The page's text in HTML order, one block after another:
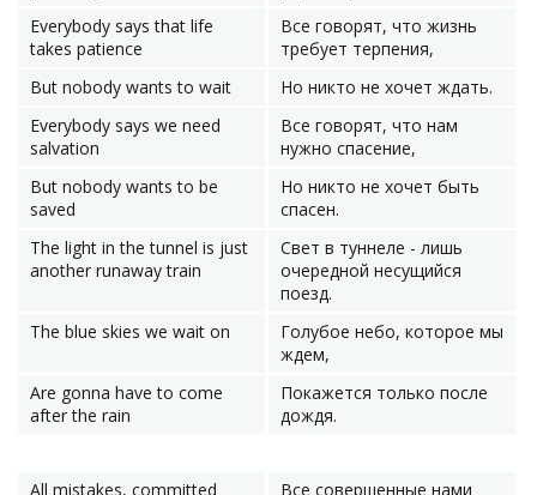
Everybody says that life
takes patience
Все говорят, что жизнь
требует терпения,
But nobody wants to wait
Но никто не хочет ждать.
Everybody says we need
salvation
Все говорят, что нам
нужно спасение,
But nobody wants to be
saved
Но никто не хочет быть
спасен.
The light in the tunnel is just
another runaway train
Свет в туннеле - лишь
очередной несущийся
поезд.
The blue skies we wait on
Голубое небо, которое мы
ждем,
Are gonna have to come
after the rain
Покажется только после
дождя.
All mistakes, committed Все совершенные нами